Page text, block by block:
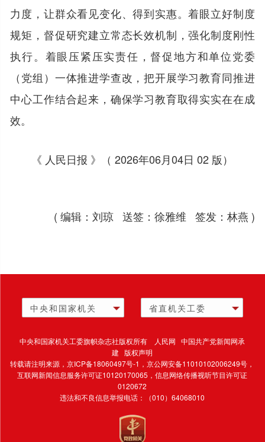
力度，让群众看见变化、得到实惠。着眼立好制度
规矩，督促研究建立常态长效机制，强化制度刚性
执行。着眼压紧压实责任，督促地方和单位党委
（党组）一体推进学查改，把开展学习教育同推进
中心工作结合起来，确保学习教育取得实实在在成
效。
《 人民日报 》（ 2026年06月04日 02 版）
( 编辑：刘琼 送签：徐雅维 签发：林燕 )
中央和国家机关 省直机关工委
中央和国家机关工委旗帜杂志社版权所有 人民网 中国共产党新闻网承
建 版权声明
转载请注明来源，京ICP备18060497号-1 ，京公网安备11010102006249号，
互联网新闻信息服务许可证10120170065，信息网络传播视听节目许可证
0120672
违法和不良信息举报电话：（010）64068010